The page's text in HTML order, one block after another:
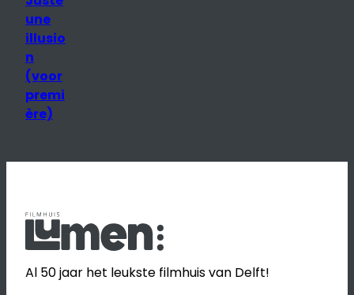
une
illusio
n
(voor
premi
ère)
Al 50 jaar het leukste filmhuis van Delft!